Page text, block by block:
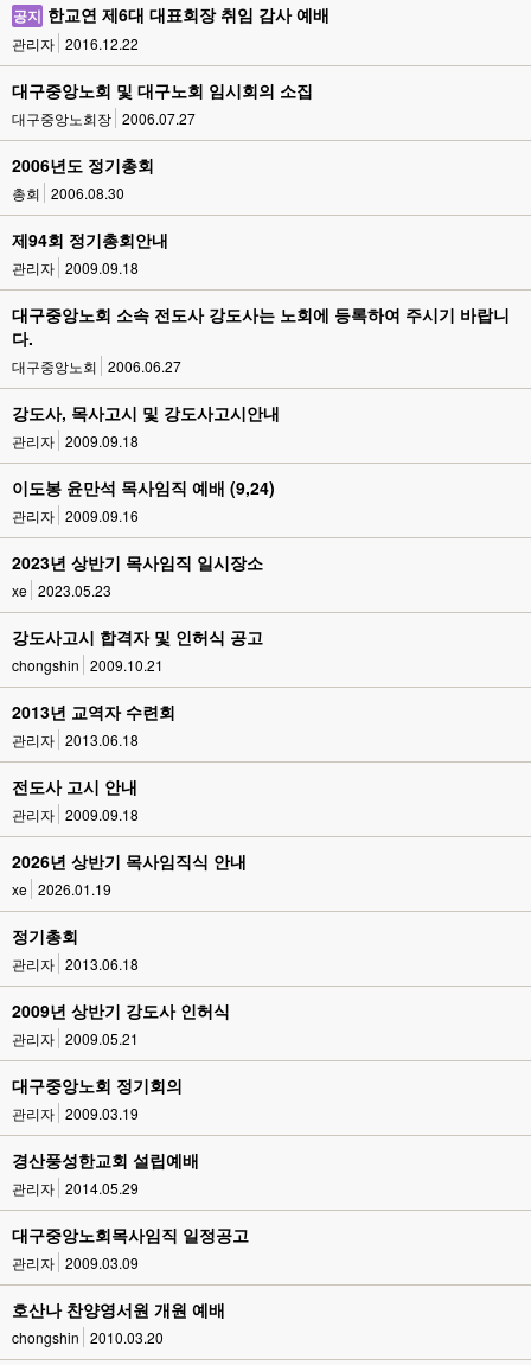
공지 한교연 제6대 대표회장 취임 감사 예배
관리자 2016.12.22
대구중앙노회 및 대구노회 임시회의 소집
대구중앙노회장 2006.07.27
2006년도 정기총회
총회 2006.08.30
제94회 정기총회안내
관리자 2009.09.18
대구중앙노회 소속 전도사 강도사는 노회에 등록하여 주시기 바랍니
다.
대구중앙노회 2006.06.27
강도사, 목사고시 및 강도사고시안내
관리자 2009.09.18
이도봉 윤만석 목사임직 예배 (9,24)
관리자 2009.09.16
2023년 상반기 목사임직 일시장소
xe 2023.05.23
강도사고시 합격자 및 인허식 공고
chongshin 2009.10.21
2013년 교역자 수련회
관리자 2013.06.18
전도사 고시 안내
관리자 2009.09.18
2026년 상반기 목사임직식 안내
xe 2026.01.19
정기총회
관리자 2013.06.18
2009년 상반기 강도사 인허식
관리자 2009.05.21
대구중앙노회 정기회의
관리자 2009.03.19
경산풍성한교회 설립예배
관리자 2014.05.29
대구중앙노회목사임직 일정공고
관리자 2009.03.09
호산나 찬양영서원 개원 예배
chongshin 2010.03.20